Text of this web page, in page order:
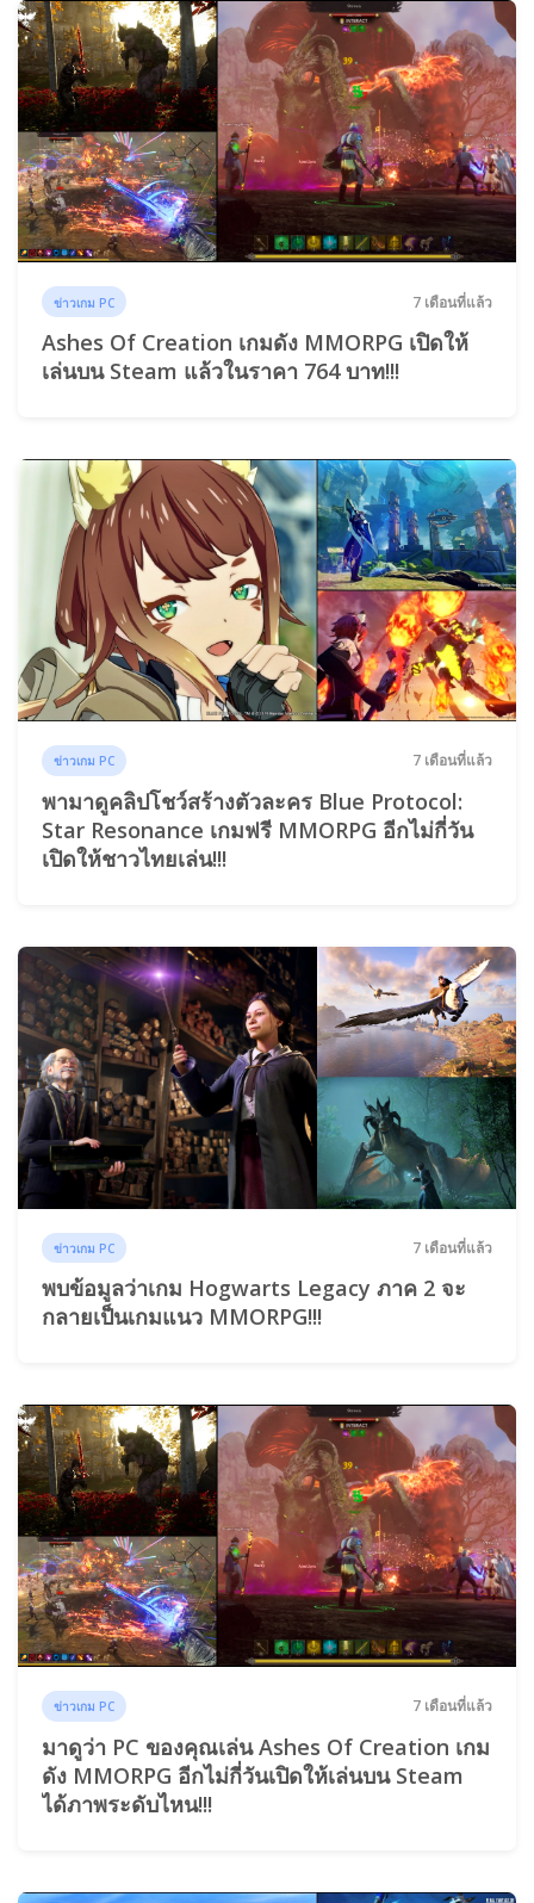
ข่าวเกม PC 7 เดือนที่แล้ว
Ashes Of Creation เกมดัง MMORPG เปิดให้
เล่นบน Steam แล้วในราคา 764 บาท!!!
ข่าวเกม PC 7 เดือนที่แล้ว
พามาดูคลิปโชว์สร้างตัวละคร Blue Protocol:
Star Resonance เกมฟรี MMORPG อีกไม่กี่วัน
เปิดให้ชาวไทยเล่น!!!
ข่าวเกม PC 7 เดือนที่แล้ว
พบข้อมูลว่าเกม Hogwarts Legacy ภาค 2 จะ
กลายเป็นเกมแนว MMORPG!!!
ข่าวเกม PC 7 เดือนที่แล้ว
มาดูว่า PC ของคุณเล่น Ashes Of Creation เกม
ดัง MMORPG อีกไม่กี่วันเปิดให้เล่นบน Steam
ได้ภาพระดับไหน!!!